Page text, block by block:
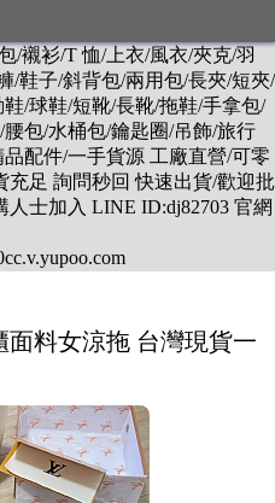
PRADA/CHANEL/BALEN
Armani/Supreme/CK/Ni
/襯衫/T 恤/上衣/風衣/夾克/羽
/鞋子/斜背包/兩用包/長夾/短夾/
/球鞋/短靴/長靴/拖鞋/手拿包/
包/水桶包/鑰匙圈/吊飾/旅行
配件/一手貨源 工廠直營/可零
足 詢問秒回 快速出貨/歡迎批
士加入 LINE ID:dj82703 官網
面料女涼拖 台灣現貨一